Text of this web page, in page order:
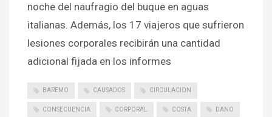
noche del naufragio del buque en aguas
italianas. Además, los 17 viajeros que sufrieron
lesiones corporales recibirán una cantidad
adicional fijada en los informes
BAREMO CAUSADOS CIRCULACION
CONSECUENCIA CORPORAL COSTA DANO